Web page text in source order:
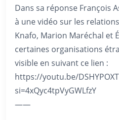
Dans sa réponse François
à une vidéo sur les
Knafo, Marion Maréchal et
certaines organisations
visible en suivant ce lien :
https://youtu.be/
si=4xQyc4tpVyGWLfzY
——